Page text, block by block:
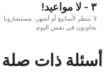
٣ - لا مواعيد!
لا تنتظر لأسابيع أو أشهر، مستشارونا
يجاوبون في نفس اليوم
أسئلة ذات صلة